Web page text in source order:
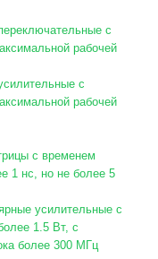
с
рабочей
с
рабочей
с временем
1 нс, но не более 5
усилительные с
1.5 Вт, с
более 300 МГц